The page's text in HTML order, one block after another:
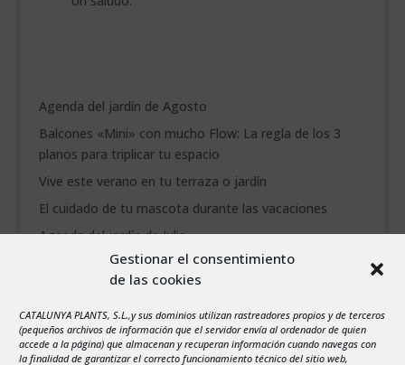
Gestionar el consentimiento
de las cookies
CATALUNYA PLANTS, S.L.,y sus dominios utilizan rastreadores propios y de terceros
(pequeños archivos de información que el servidor envía al ordenador de quien
accede a la página) que almacenan y recuperan información cuando navegas con
la finalidad de garantizar el correcto funcionamiento técnico del sitio web,
Agenda del jardín de Agosto
Balcones «Mini» con mucho Flow: La regla de los 3
planos para triplicar tu espacio
Vive este verano en tu terraza o jardín
El cuidado de tu mascota durante las vacaciones
Agenda del jardín de Julio
agosto 2026
1
2
3
4 5 6 7 8 9